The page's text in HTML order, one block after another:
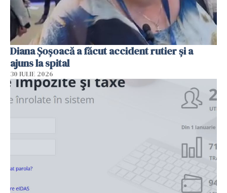
Diana Șoșoacă a făcut accident rutier și a
ajuns la spital
30 IULIE 2026